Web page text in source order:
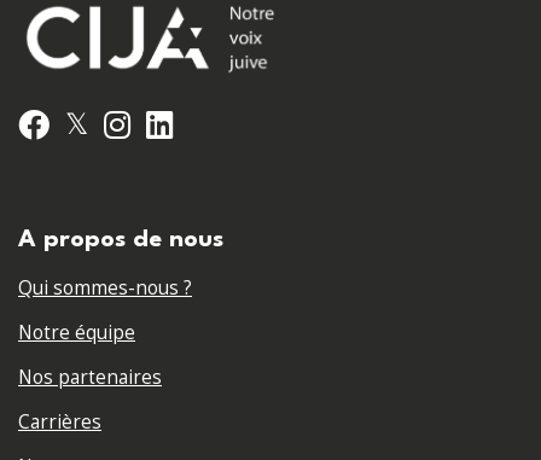
Facebook
𝕏 Instagram
A propos de nous
Qui sommes-nous ?
Notre équipe
Nos partenaires
Carrières